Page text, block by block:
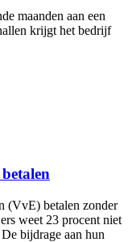
maanden aan een
krijgt het bedrijf
(VvE) betalen zonder
weet 23 procent niet
bijdrage aan hun